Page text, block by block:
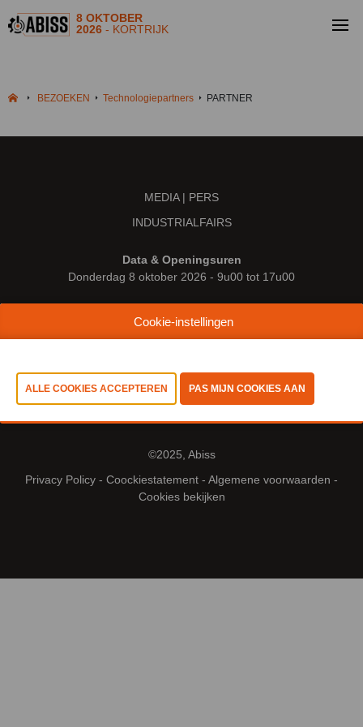
8 OKTOBER
2026- KORTRIJK
BEZOEKEN Technologiepartners PARTNER
MEDIA | PERS
INDUSTRIALFAIRS
Data & Openingsuren
Donderdag 8 oktober 2026 - 9u00 tot 17u00
Kortrijk Xpo
©2025, Abiss
Privacy Policy - Coockiestatement - Algemene voorwaarden -
Cookies bekijken
Cookie-instellingen